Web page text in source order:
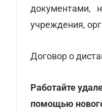
документами,
учреждения,
Договор о
Работайте
помощью